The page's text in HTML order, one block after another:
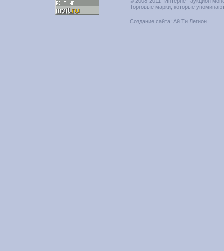
Торговые марки, которые
Создание сайта: Ай Ти Легион